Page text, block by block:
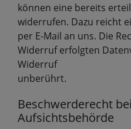
können eine bereits
widerrufen. Dazu reicht
per E-Mail an uns. Die
Widerruf erfolgten
Widerruf
unberührt.
Beschwerderecht
Aufsichtsbehörde